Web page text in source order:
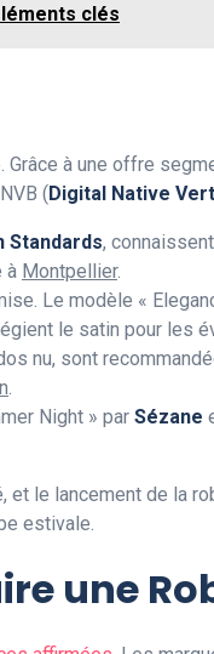
clés
à une offre
(Digital Native
Standards,
à Montpellier.
Le modèle «
le satin pour les
nu, sont
.
Night » par Sézane
et le lancement de la
estivale.
une